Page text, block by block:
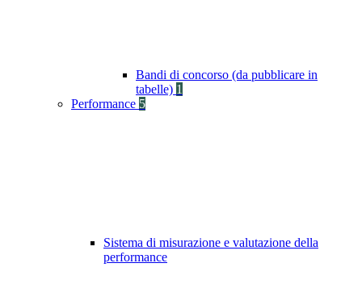
Bandi di concorso (da pubblicare in
tabelle) 1
Performance 5
Sistema di misurazione e valutazione della
performance